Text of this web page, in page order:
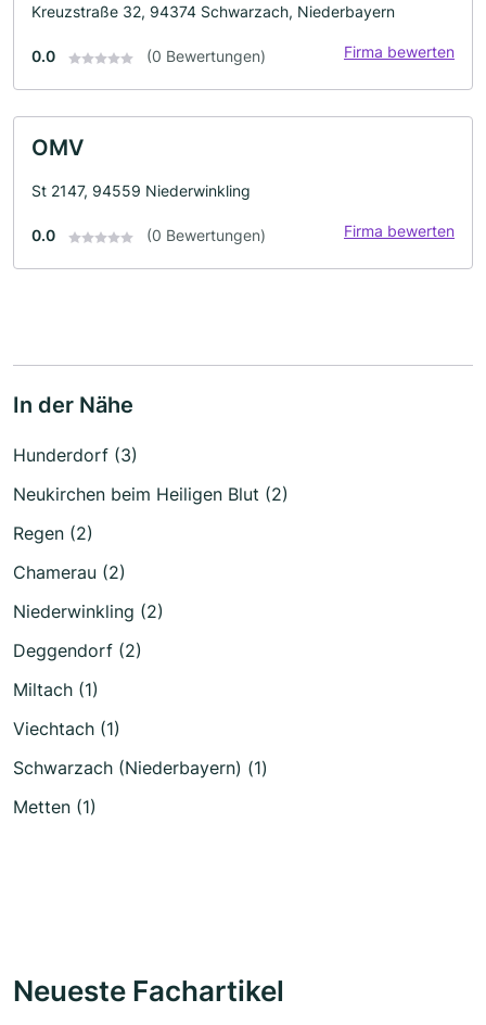
Kreuzstraße 32, 94374 Schwarzach, Niederbayern
0.0 (0 Bewertungen) Firma bewerten
OMV
St 2147, 94559 Niederwinkling
0.0 (0 Bewertungen) Firma bewerten
In der Nähe
Hunderdorf (3)
Neukirchen beim Heiligen Blut (2)
Regen (2)
Chamerau (2)
Niederwinkling (2)
Deggendorf (2)
Miltach (1)
Viechtach (1)
Schwarzach (Niederbayern) (1)
Metten (1)
Neueste Fachartikel